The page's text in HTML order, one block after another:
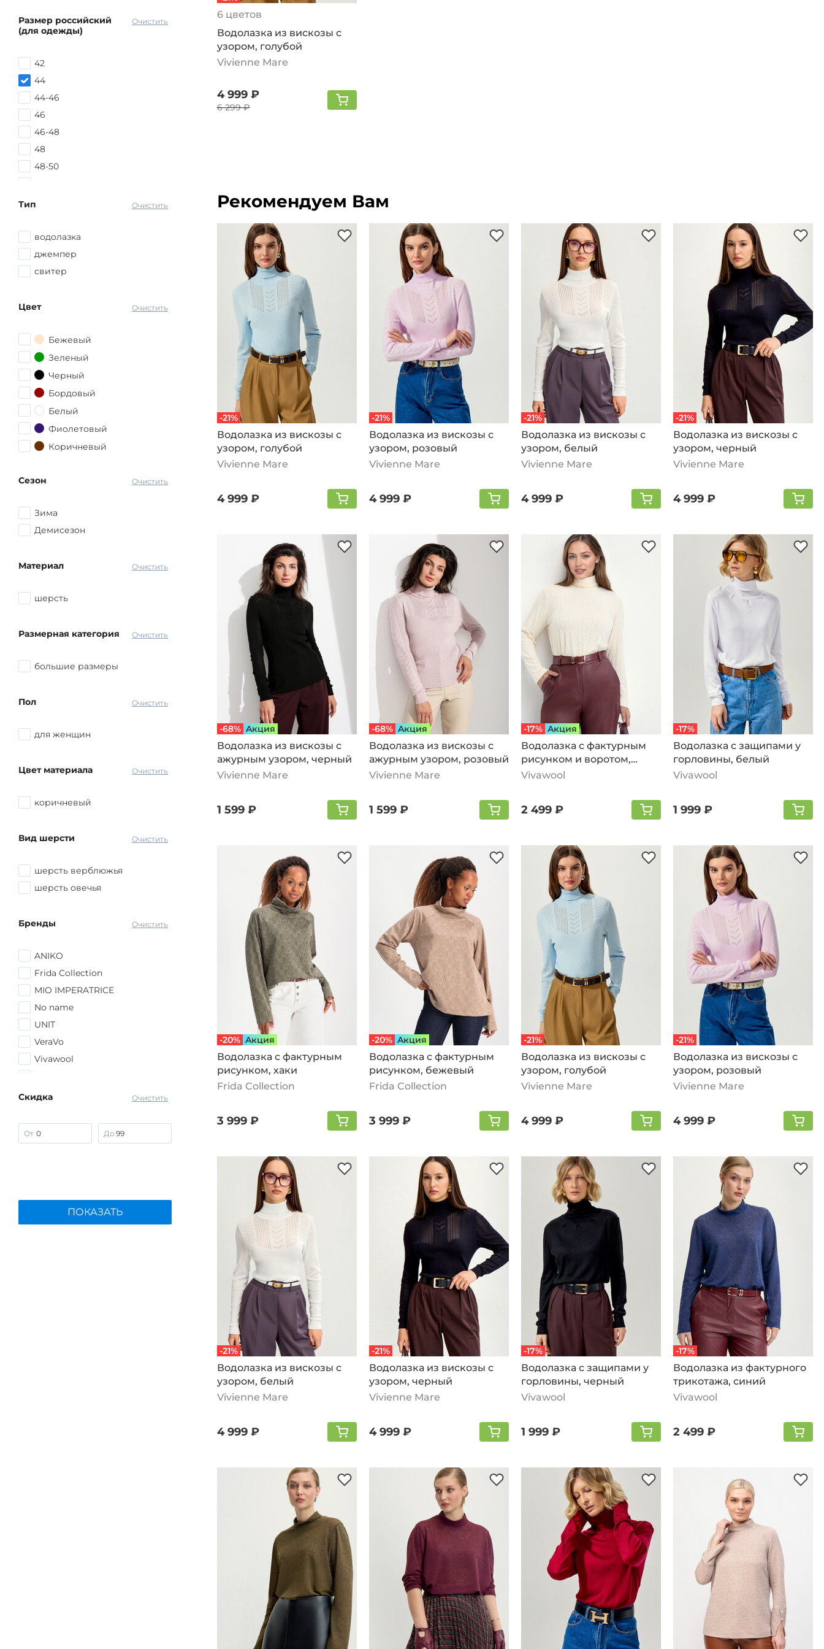
Очистить
Размер российский
(для одежды)
42
44
44-46
46
46-48
48
48-50
50-52
52-54
54
54-56
56-58
58-60
60
62
62-64
64-66
68-70
72-74
Очистить
Тип
водолазка
джемпер
свитер
Очистить
Цвет
Бежевый
Зеленый
Черный
Бордовый
Белый
Фиолетовый
Коричневый
Желтый
Голубой
Синий
Очистить
Сезон
Зима
Демисезон
Очистить
Материал
шерсть
Очистить
Размерная категория
большие размеры
Очистить
Пол
для женщин
Очистить
Цвет материала
коричневый
Очистить
Вид шерсти
шерсть верблюжья
шерсть овечья
Очистить
Бренды
ANIKO
Frida Collection
MIO IMPERATRICE
No name
UNIT
VeraVo
Vivawool
ZORY
Очистить
Скидка
От До
ПОКАЗАТЬ
6 цветов
Водолазка из вискозы с
узором, голубой
Vivienne Mare
4 999 ₽
6 299 ₽
Рекомендуем Вам
-21%
Водолазка из вискозы с
узором, голубой
Vivienne Mare
4 999 ₽
-21%
Водолазка из вискозы с
узором, розовый
Vivienne Mare
4 999 ₽
-21%
Водолазка из вискозы с
узором, белый
Vivienne Mare
4 999 ₽
-21%
Водолазка из вискозы с
узором, черный
Vivienne Mare
4 999 ₽
-68% Aкция
Водолазка из вискозы с
ажурным узором, черный
Vivienne Mare
1 599 ₽
-68% Aкция
Водолазка из вискозы с
ажурным узором, розовый
Vivienne Mare
1 599 ₽
-17% Aкция
Водолазка с фактурным
рисунком и воротом,
молочный
Vivawool
2 499 ₽
-17%
Водолазка с защипами у
горловины, белый
Vivawool
1 999 ₽
-20% Aкция
Водолазка с фактурным
рисунком, хаки
Frida Collection
3 999 ₽
-20% Aкция
Водолазка с фактурным
рисунком, бежевый
Frida Collection
3 999 ₽
-21%
Водолазка из вискозы с
узором, голубой
Vivienne Mare
4 999 ₽
-21%
Водолазка из вискозы с
узором, розовый
Vivienne Mare
4 999 ₽
-21%
Водолазка из вискозы с
узором, белый
Vivienne Mare
4 999 ₽
-21%
Водолазка из вискозы с
узором, черный
Vivienne Mare
4 999 ₽
-17%
Водолазка с защипами у
горловины, черный
Vivawool
1 999 ₽
-17%
Водолазка из фактурного
трикотажа, синий
Vivawool
2 499 ₽